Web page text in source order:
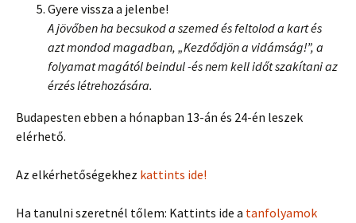
Gyere vissza a jelenbe!
A jövőben ha becsukod a szemed és feltolod a kart és
azt mondod magadban, „Kezdődjön a vidámság!”, a
folyamat magától beindul -és nem kell időt szakítani az
érzés létrehozására.
Budapesten ebben a hónapban 13-án és 24-én leszek
elérhető.
Az elkérhetőségekhez kattints ide!
Ha tanulni szeretnél tőlem: Kattints ide a tanfolyamok